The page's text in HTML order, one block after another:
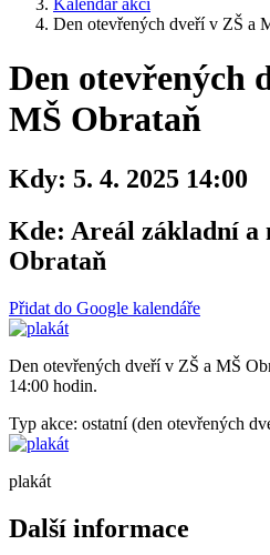
Kalendář akcí
Den otevřených dveří v ZŠ a
Den otevřených
MŠ Obrataň
Kdy: 5. 4. 2025 14:00
Kde: Areál základní a
Obrataň
Přidat do Google kalendáře
Den otevřených dveří v ZŠ a MŠ
14:00 hodin.
Typ akce: ostatní (den otevřených
plakát
Další informace